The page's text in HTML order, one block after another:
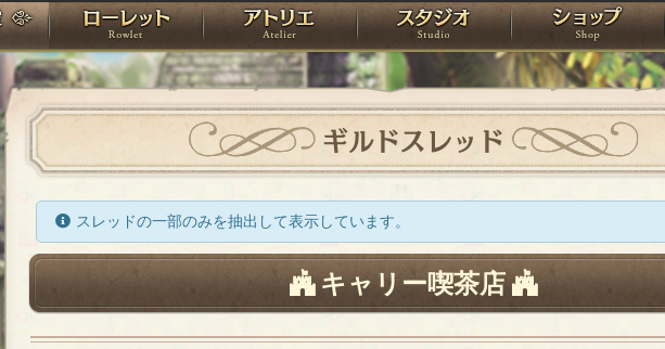
PandoraPartyProject
神殿 ローレット アトリエ スタジオ
ギルドスレッド
スレッドの一部のみを抽出して表示しています。
キャリー喫茶店